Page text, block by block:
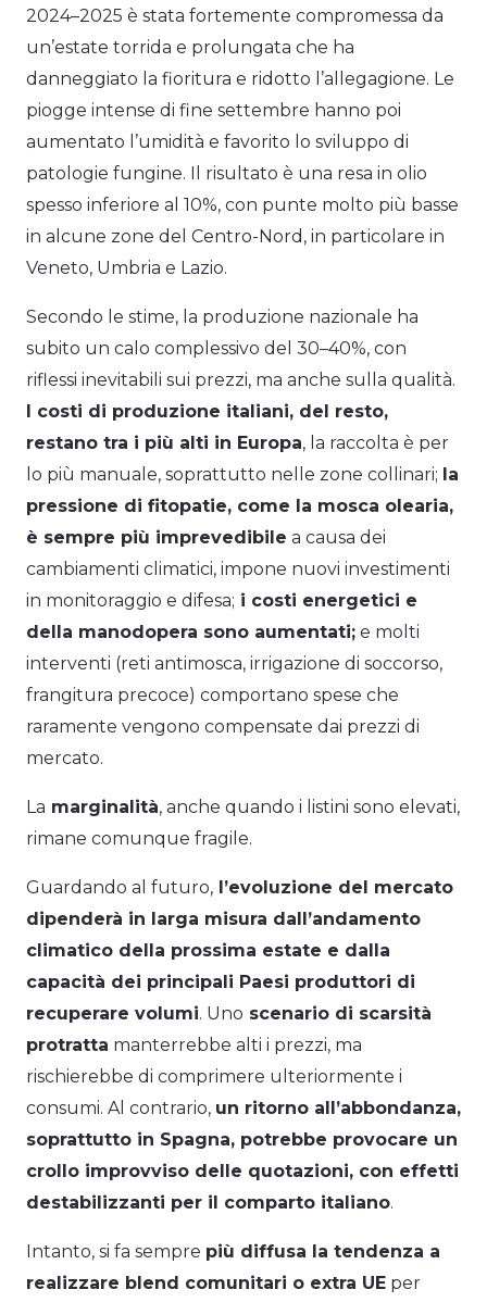
2024–2025 è stata fortemente compromessa da
un’estate torrida e prolungata che ha
danneggiato la fioritura e ridotto l’allegagione. Le
piogge intense di fine settembre hanno poi
aumentato l’umidità e favorito lo sviluppo di
patologie fungine. Il risultato è una resa in olio
spesso inferiore al 10%, con punte molto più basse
in alcune zone del Centro-Nord, in particolare in
Veneto, Umbria e Lazio.
Secondo le stime, la produzione nazionale ha
subito un calo complessivo del 30–40%, con
riflessi inevitabili sui prezzi, ma anche sulla qualità.
I costi di produzione italiani, del resto,
restano tra i più alti in Europa, la raccolta è per
lo più manuale, soprattutto nelle zone collinari; la
pressione di fitopatie, come la mosca olearia,
è sempre più imprevedibile a causa dei
cambiamenti climatici, impone nuovi investimenti
in monitoraggio e difesa; i costi energetici e
della manodopera sono aumentati; e molti
interventi (reti antimosca, irrigazione di soccorso,
frangitura precoce) comportano spese che
raramente vengono compensate dai prezzi di
mercato.
La marginalità, anche quando i listini sono elevati,
rimane comunque fragile.
Guardando al futuro, l’evoluzione del mercato
dipenderà in larga misura dall’andamento
climatico della prossima estate e dalla
capacità dei principali Paesi produttori di
recuperare volumi. Uno scenario di scarsità
protratta manterrebbe alti i prezzi, ma
rischierebbe di comprimere ulteriormente i
consumi. Al contrario, un ritorno all’abbondanza,
soprattutto in Spagna, potrebbe provocare un
crollo improvviso delle quotazioni, con effetti
destabilizzanti per il comparto italiano.
Intanto, si fa sempre più diffusa la tendenza a
realizzare blend comunitari o extra UE per